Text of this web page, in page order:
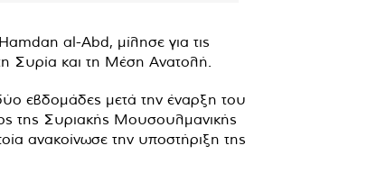
al-Abd, μίλησε για τις
Συρία και τη Μέση Ανατολή.
εβδομάδες μετά την έναρξη του
της Συριακής Μουσουλμανικής
ανακοίνωσε την υποστήριξη της